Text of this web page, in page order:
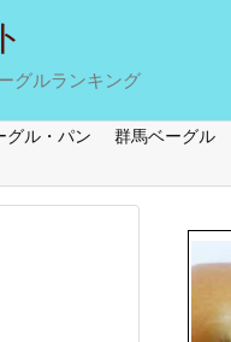
グルランキング
グル・パン 群馬ベーグル